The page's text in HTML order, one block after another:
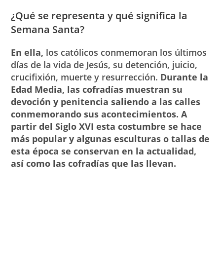
¿Qué se representa y qué significa la
Semana Santa?
En ella, los católicos conmemoran los últimos
días de la vida de Jesús, su detención, juicio,
crucifixión, muerte y resurrección. Durante la
Edad Media, las cofradías muestran su
devoción y penitencia saliendo a las calles
conmemorando sus acontecimientos. A
partir del Siglo XVI esta costumbre se hace
más popular y algunas esculturas o tallas de
esta época se conservan en la actualidad,
así como las cofradías que las llevan.